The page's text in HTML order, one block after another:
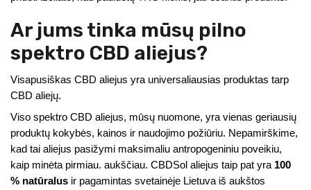
Ar jums tinka mūsų pilno
spektro CBD aliejus?
Visapusiškas CBD aliejus yra universaliausias produktas tarp
CBD aliejų.
Viso spektro CBD aliejus, mūsų nuomone, yra vienas geriausių
produktų kokybės, kainos ir naudojimo požiūriu. Nepamirškime,
kad tai aliejus pasižymi maksimaliu antropogeniniu poveikiu,
kaip minėta pirmiau. aukščiau. CBDSol aliejus taip pat yra 100
% natūralus ir pagamintas svetainėje Lietuva iš aukštos